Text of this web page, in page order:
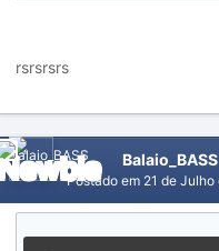
rsrsrsrs
Balaio_BASS
Postado em 21 de